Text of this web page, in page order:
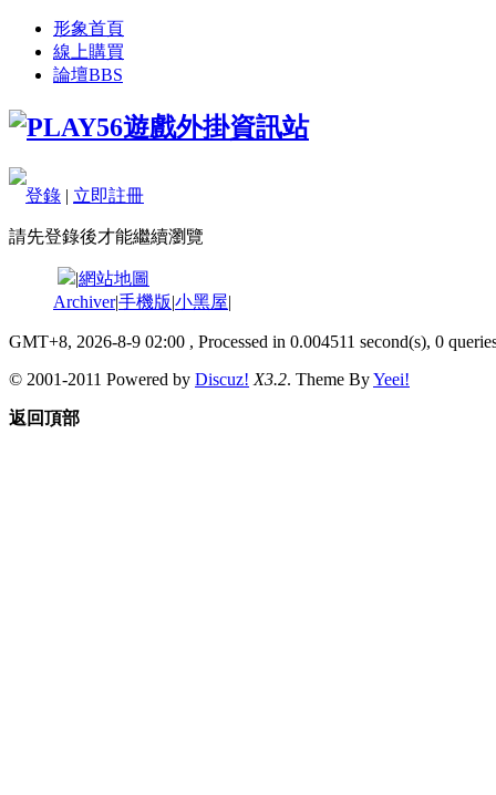
形象首頁
線上購買
論壇BBS
登錄 | 立即註冊
請先登錄後才能繼續瀏覽
|網站地圖
Archiver|手機版|小黑屋|
GMT+8, 2026-8-9 02:00 , Processed in 0.004511 second(s), 0
© 2001-2011 Powered by Discuz! X3.2. Theme ByYeei!
返回頂部